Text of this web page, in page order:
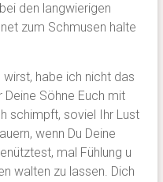
den langwierigen
zum Schmusen halte
habe ich nicht das
Söhne Euch mit
schimpft, soviel Ihr Lust
wenn Du Deine
mal Fühlung u
walten zu lassen. Dich